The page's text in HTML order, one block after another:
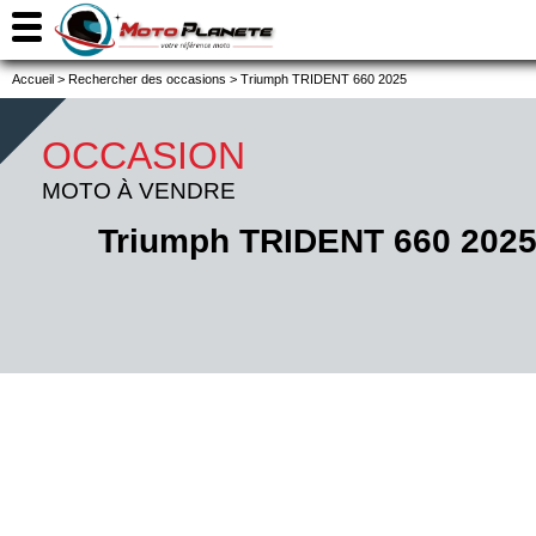
Accueil > Rechercher des occasions > Triumph TRIDENT 660 2025
OCCASION
MOTO À VENDRE
Triumph TRIDENT 660